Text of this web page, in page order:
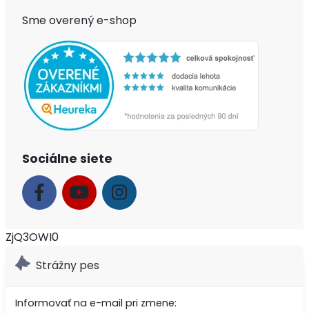
Sme overený e-shop
Sociálne siete
ZjQ3OWI0
Strážny pes
Informovať na e-mail pri zmene: